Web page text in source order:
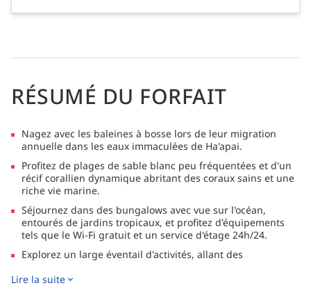
RÉSUMÉ DU FORFAIT
Nagez avec les baleines à bosse lors de leur migration
annuelle dans les eaux immaculées de Ha'apai.
Profitez de plages de sable blanc peu fréquentées et d'un
récif corallien dynamique abritant des coraux sains et une
riche vie marine.
Séjournez dans des bungalows avec vue sur l'océan,
entourés de jardins tropicaux, et profitez d'équipements
tels que le Wi-Fi gratuit et un service d'étage 24h/24.
Explorez un large éventail d'activités, allant des
en passant par la découverte d'anciens pétroglyphes à
Lire la suite